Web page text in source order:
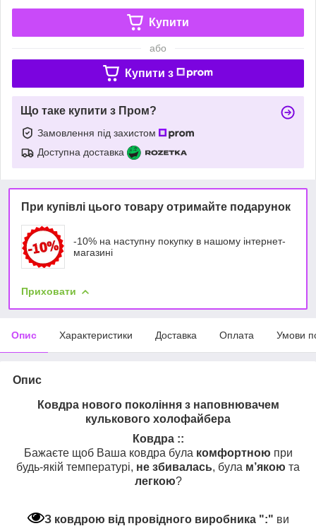
Купити
або
Купити з
Що таке купити з Пром?
Замовлення під захистом
Доступна доставка
При купівлі цього товару отримайте подарунок
-10% на наступну покупку в нашому інтернет-
магазині
Приховати
Опис Характеристики Доставка Оплата Умови
Опис
Ковдра нового покоління з наповнювачем
кулькового холофайбера
Ковдра ::
Бажаєте щоб Ваша ковдра була комфортною при
будь-якій температурі, не збивалась, була м’якою та
легкою?
З ковдрою від провідного виробника ":" ви